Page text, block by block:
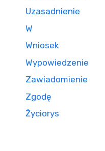
Uzasadnienie
W
Wniosek
Wypowiedzenie
Zawiadomienie
Zgodę
Życiorys